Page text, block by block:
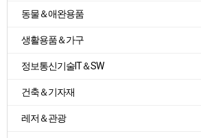
동물＆애완용품
생활용품＆가구
정보통신기술IT＆SW
건축＆기자재
레저＆관광